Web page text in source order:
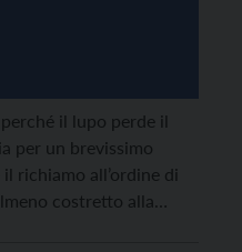
il lupo perde il
per un brevissimo
richiamo all’ordine di
costretto alla